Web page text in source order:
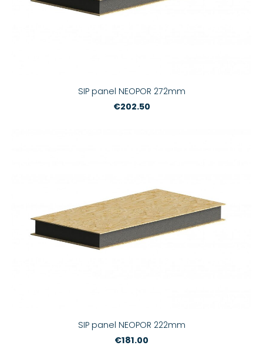
SIP panel NEOPOR 272mm
€202.50
SIP panel NEOPOR 222mm
€181.00